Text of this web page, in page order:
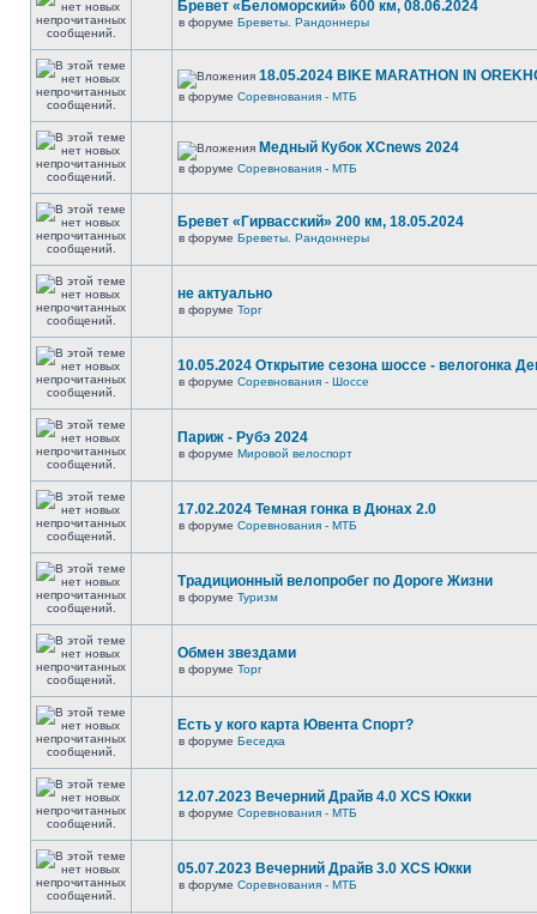
Бревет «Беломорский» 600 км, 08.06.2024
в форуме Бреветы. Рандоннеры
18.05.2024 BIKE MARATHON IN
в форуме Соревнования - МТБ
Медный Кубок XCnews 2024
в форуме Соревнования - МТБ
Бревет «Гирвасский» 200 км, 18.05.2024
в форуме Бреветы. Рандоннеры
не актуально
в форуме Торг
10.05.2024 Открытие сезона шоссе - велогонка
в форуме Соревнования - Шоссе
Париж - Рубэ 2024
в форуме Мировой велоспорт
17.02.2024 Темная гонка в Дюнах 2.0
в форуме Соревнования - МТБ
Традиционный велопробег по Дороге Жизни
в форуме Туризм
Обмен звездами
в форуме Торг
Есть у кого карта Ювента Спорт?
в форуме Беседка
12.07.2023 Вечерний Драйв 4.0 XCS Юкки
в форуме Соревнования - МТБ
05.07.2023 Вечерний Драйв 3.0 XCS Юкки
в форуме Соревнования - МТБ